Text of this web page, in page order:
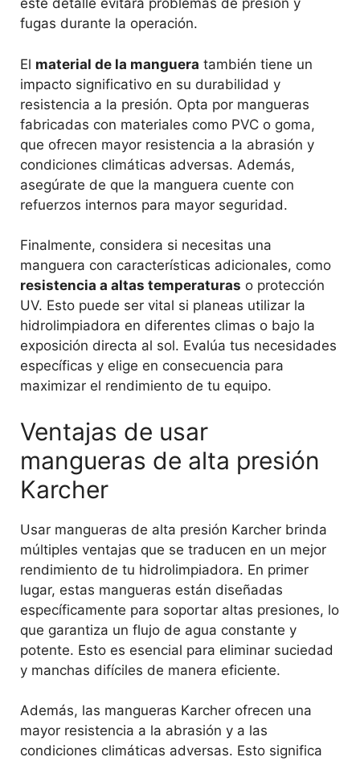
este detalle evitará problemas de presión y
fugas durante la operación.
El material de la manguera también tiene un
impacto significativo en su durabilidad y
resistencia a la presión. Opta por mangueras
fabricadas con materiales como PVC o goma,
que ofrecen mayor resistencia a la abrasión y
condiciones climáticas adversas. Además,
asegúrate de que la manguera cuente con
refuerzos internos para mayor seguridad.
Finalmente, considera si necesitas una
manguera con características adicionales, como
resistencia a altas temperaturas o protección
UV. Esto puede ser vital si planeas utilizar la
hidrolimpiadora en diferentes climas o bajo la
exposición directa al sol. Evalúa tus necesidades
específicas y elige en consecuencia para
maximizar el rendimiento de tu equipo.
Ventajas de usar
mangueras de alta presión
Karcher
Usar mangueras de alta presión Karcher brinda
múltiples ventajas que se traducen en un mejor
rendimiento de tu hidrolimpiadora. En primer
lugar, estas mangueras están diseñadas
específicamente para soportar altas presiones, lo
que garantiza un flujo de agua constante y
potente. Esto es esencial para eliminar suciedad
y manchas difíciles de manera eficiente.
Además, las mangueras Karcher ofrecen una
mayor resistencia a la abrasión y a las
condiciones climáticas adversas. Esto significa